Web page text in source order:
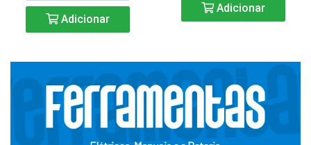
Adicionar
Adicionar